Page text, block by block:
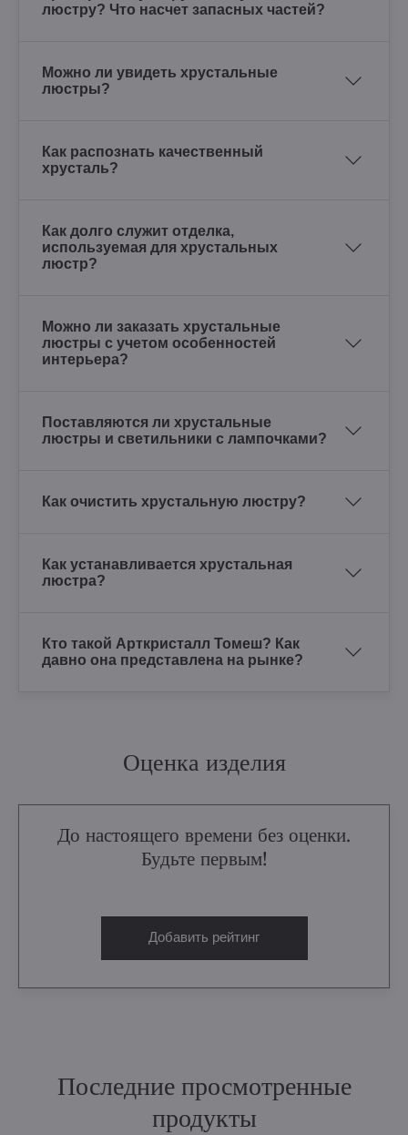
люстру? Что насчет запасных частей?
Можно ли увидеть хрустальные
люстры?
Как распознать качественный
хрусталь?
Как долго служит отделка,
используемая для хрустальных
люстр?
Можно ли заказать хрустальные
люстры с учетом особенностей
интерьера?
Поставляются ли хрустальные
люстры и светильники с лампочками?
Как очистить хрустальную люстру?
Как устанавливается хрустальная
люстра?
Кто такой Арткристалл Томеш? Как
давно она представлена на рынке?
Оценка изделия
До настоящего времени без оценки.
Будьте первым!
Добавить рейтинг
Последние просмотренные
продукты